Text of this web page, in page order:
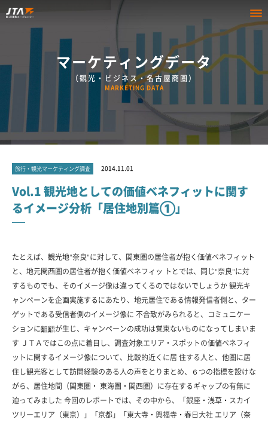
マーケティングデータ
（観光・ビジネス・名古屋商圏）
MARKETING DATA
旅行・観光マーケティング調査 2014.11.01
Vol.1 観光地としての価値ベネフィットに関す
るイメージ分析「居住地別篇①」
たとえば、観光地"奈良"に対して、関東圏の居住者が抱く価値ベネフィット
と、地元関西圏の居住者が抱く価値ベネフィッ トとでは、同じ"奈良"に対
するものでも、そのイメージ像は違ってくるのではないでしょうか 観光キ
ャンペーンを企画実施するにあたり、地元居住である情報発信者側と、ター
ゲットである受信者側のイメージ像に 不合致がみられると、コミュニケー
ションに齟齬が生じ、キャンペーンの成功は覚束ないものになってしまいま
す ＪＴＡではこの点に着目し、調査対象エリア・スポットの価値ベネフィ
ットに関するイメージ像について、比較的近くに居 住する人と、他圏に居
住し観光客として訪問経験のある人の声をとりまとめ、６つの指標を設けな
がら、居住地間（関東圏・ 東海圏・関西圏）に存在するギャップの有無に
迫ってみました 今回のレポートでは、その中から、「銀座・浅草・スカイ
ツリーエリア（東京）」「京都」「東大寺・興福寺・春日大社 エリア（奈